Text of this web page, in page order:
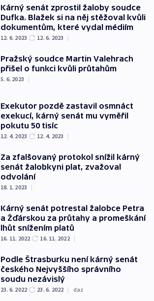
Kárný senát zprostil žaloby soudce
Dufka. Blažek si na něj stěžoval kvůli
dokumentům, které vydal médiím
12. 6. 2023 12. 6. 2023 |
Pražský soudce Martin Valehrach
přišel o funkci kvůli průtahům
5. 6. 2023 |
Exekutor pozdě zastavil osmnáct
exekucí, kárný senát mu vyměřil
pokutu 50 tisíc
12. 4. 2023 12. 4. 2023 |
Za zfalšovaný protokol snížil kárný
senát žalobkyni plat, zvažoval
odvolání
18. 1. 2023 |
Kárný senát potrestal žalobce Petra
a Žďárskou za průtahy a promeškání
lhůt snížením platů
16. 11. 2022 16. 11. 2022 |
Podle Štrasburku není kárný senát
českého Nejvyššího správního
soudu nezávislý
23. 6. 2022 23. 6. 2022 | daz